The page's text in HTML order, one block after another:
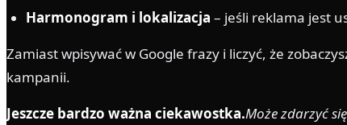
Harmonogram i lokalizacja – jeśli reklama jest
Zamiast wpisywać w Google frazy i liczyć, że
kampanii.
Jeszcze bardzo ważna ciekawostka.Może zdarzyć